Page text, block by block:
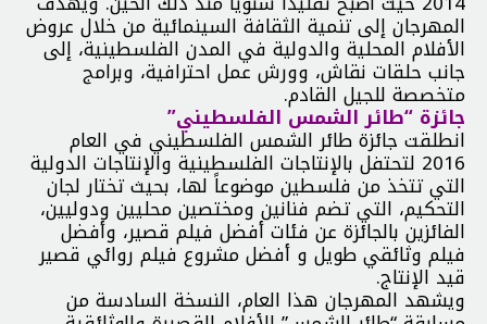
المهرجان إلى تنمية الثقافة السينمائية من خلال عروض
الأفلام المحلية والدولية في المدن الفلسطينية، إلى
جانب حلقات نقاش، وورش عمل احترافية، وبرامج
متخصصة للجيل القادم.
جائزة “طائر الشمس الفلسطيني”
انطلقت جائزة طائر الشمس الفلسطيني في العام
2016 لتحتفل بالإنتاجات الفلسطينية والإنتاجات الدولية
التي تتخذ من فلسطين موضوعاً لها، بحيث تختار لجان
التحكيم، التي تضم فنانين ومختصين محليين ودوليين،
الفائزين بالجائزة عن فئات أفضل فيلم قصير، وأفضل
فيلم وثائقي طويل و أفضل مشروع فيلم روائي قصير
قيد الإنتاج.
ويشهد المهرجان هذا العام، النسخة السادسة من